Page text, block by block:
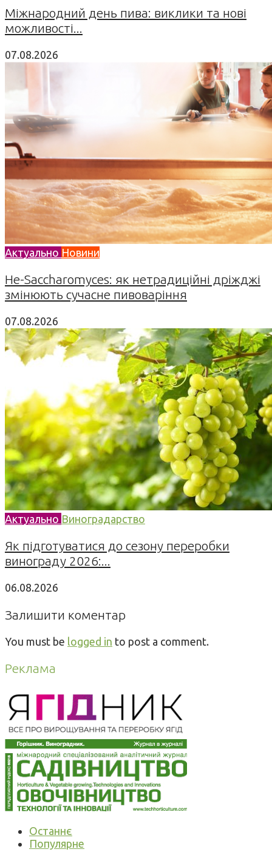
Міжнародний день пива: виклики та нові
можливості...
07.08.2026
Актуально Новини
Не-Saccharomyces: як нетрадиційні дріжджі
змінюють сучасне пивоваріння
07.08.2026
Актуально Виноградарство
Як підготуватися до сезону переробки
винограду 2026:...
06.08.2026
Залишити коментар
You must be logged in to post a comment.
Реклама
Останнє
Популярне